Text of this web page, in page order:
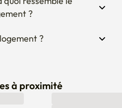
à proximité